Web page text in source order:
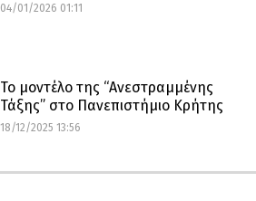
04/01/2026 01:11
Το μοντέλο της “Ανεστραμμένης
Τάξης” στο Πανεπιστήμιο Κρήτης
18/12/2025 13:56